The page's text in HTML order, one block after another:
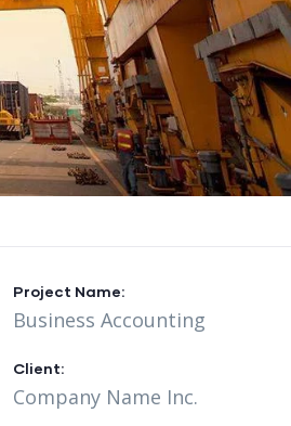
Project Name:
Business Accounting
Client:
Company Name Inc.